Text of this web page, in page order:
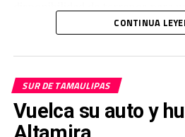
embargo, el principal reto es
básicos, que permitan su
instalación de nuevas industrias.
«Hoy necesitamos que se amplíe
corredor industrial, la
CONTINUA
SUR DE TAMAULIPAS
Vuelca su auto y